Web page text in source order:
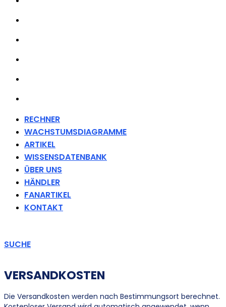
RECHNER
WACHSTUMSDIAGRAMME
ARTIKEL
WISSENSDATENBANK
ÜBER UNS
HÄNDLER
FANARTIKEL
KONTAKT
SUCHE
VERSANDKOSTEN
Die Versandkosten werden nach Bestimmungsort berechnet.